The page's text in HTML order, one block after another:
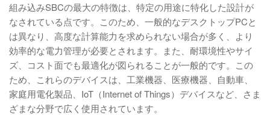
組み込みSBCの最大の特徴は、特定の用途に特化した設計が
なされている点です。このため、一般的なデスクトップPCと
は異なり、高度な計算能力を求められない場合が多く、より
効率的な電力管理が必要とされます。また、耐環境性やサイ
ズ、コスト面でも最適化が図られることが一般的です。この
ため、これらのデバイスは、工業機器、医療機器、自動車、
家庭用電化製品、IoT（Internet of Things）デバイスなど、さま
ざまな分野で広く使用されています。